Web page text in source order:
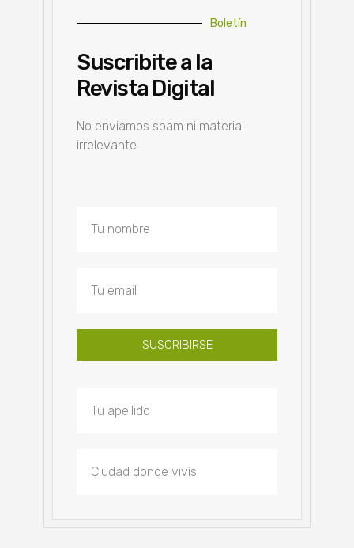
Boletín
Suscribite a la
Revista Digital
No enviamos spam ni material
irrelevante.
SUSCRIBIRSE